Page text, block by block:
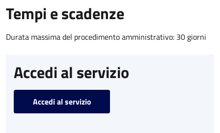
Tempi e scadenze
Durata massima del procedimento amministrativo: 30 giorni
Accedi al servizio
Accedi al servizio